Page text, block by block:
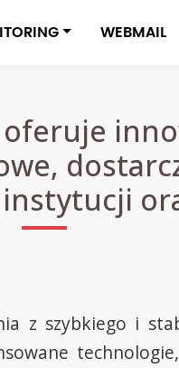
WEBMAIL
z szybkiego i